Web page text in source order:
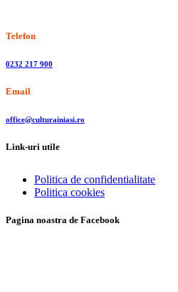
Telefon
0232 217 900
Email
office@culturainiasi.ro
Link-uri utile
Politica de confidentialitate
Politica cookies
Pagina noastra de Facebook